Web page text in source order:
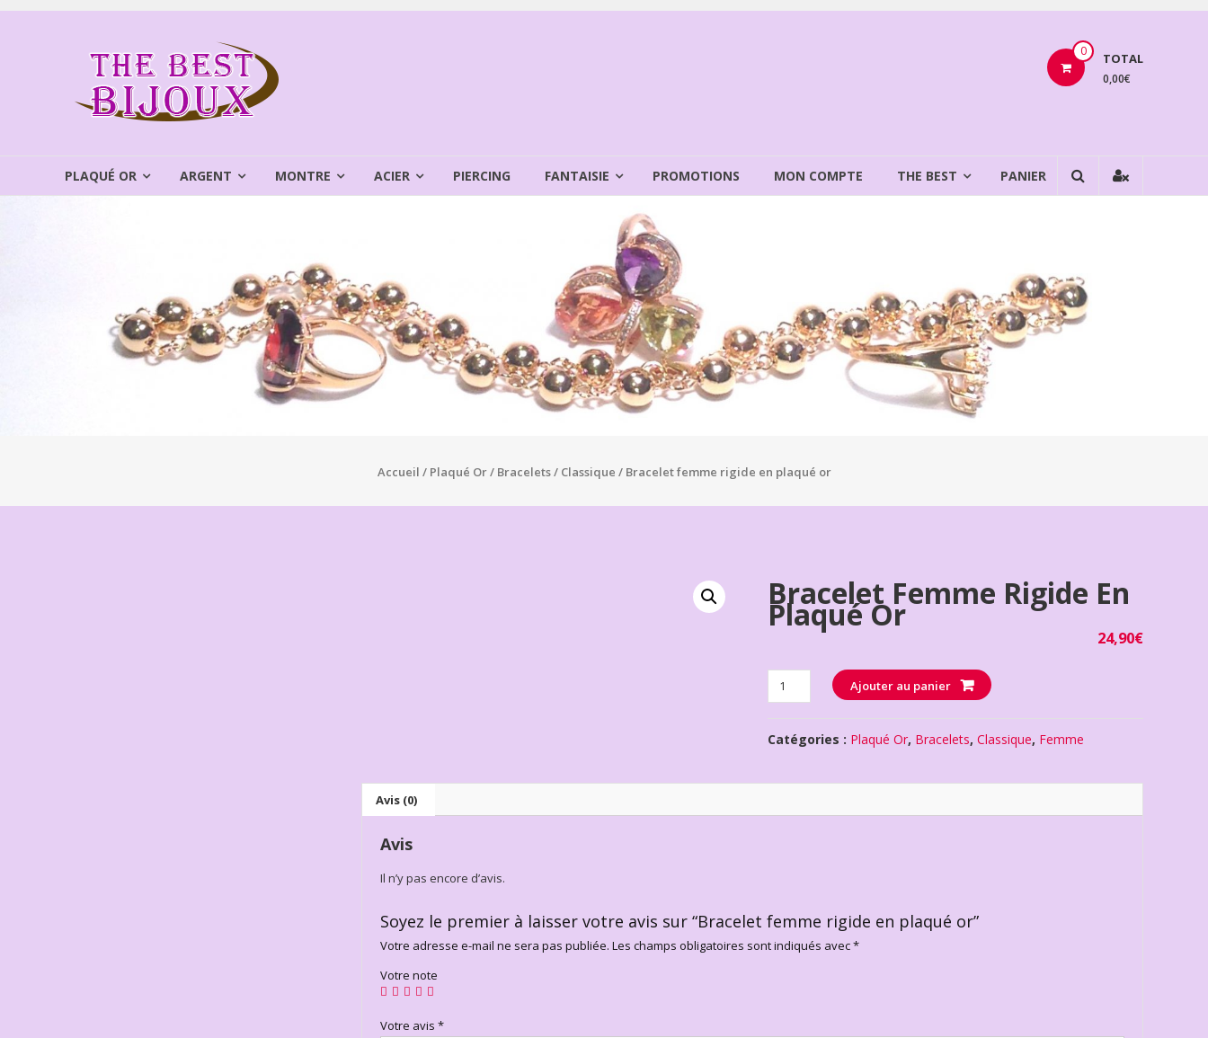
Aller
THEBEST
BIJOUX
VENTE
0 TOTAL
0,00€
PLAQUÉ OR ARGENT MONTRE ACIER PIERCING FANTAISIE PROMOTIONS MON COMPTE THE BEST PANIER
Accueil / Plaqué Or/ Bracelets/ Classique / Bracelet femme rigide en plaqué or
Bracelet Femme Rigide En
Plaqué Or
24,90€
Quantité Ajouter au panier
Catégories : Plaqué Or, Bracelets,Classique, Femme
Avis (0)
Avis
Il n’y pas encore d’avis.
Soyez le premier à laisser votre avis sur “Bracelet femme rigide en plaqué or”
Votre adresse e-mail ne sera pas publiée. Les champs obligatoires sont indiqués avec*
Votre note
Votre avis *